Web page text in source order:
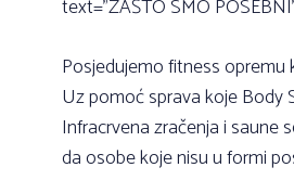
text=”ZAŠTO SMO
Posjedujemo fitness
Uz pomoć sprava koje Body
Infracrvena zračenja i saune
da osobe koje nisu u formi